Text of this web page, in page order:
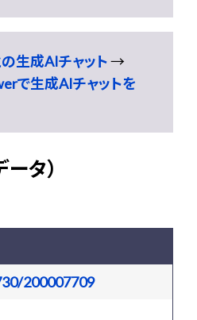
生成AIチャット→
で生成AIチャットを
タ）
200007709